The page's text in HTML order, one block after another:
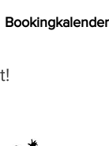
Bookingkalender